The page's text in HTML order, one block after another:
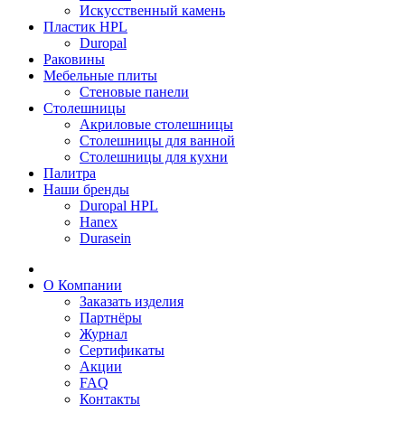
Искусственный камень
Пластик HPL
Duropal
Раковины
Мебельные плиты
Стеновые панели
Столешницы
Акриловые столешницы
Столешницы для ванной
Столешницы для кухни
Палитра
Наши бренды
Duropal HPL
Hanex
Durasein
О Компании
Заказать изделия
Партнёры
Журнал
Cертификаты
Акции
FAQ
Контакты